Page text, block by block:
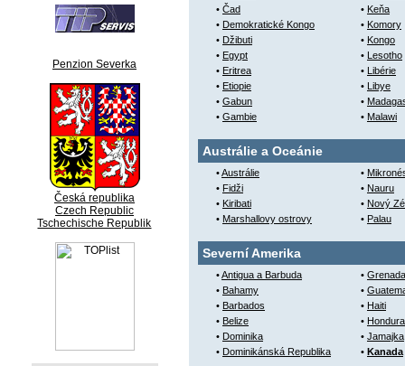
Penzion Severka
Česká republika
Czech Republic
Tschechische Republik
• Čad
• Demokratické Kongo
• Džibuti
• Egypt
• Eritrea
• Etiopie
• Gabun
• Gambie
• Keňa
• Komory
• Kongo
• Lesotho
• Libérie
• Libye
•
• Malawi
Austrálie a Oceánie
•Austrálie
• Fidži
• Kiribati
• Marshallovy ostrovy
•
• Nauru
• Nový
• Palau
Severní Amerika
•Antigua a Barbuda
• Bahamy
• Barbados
• Belize
• Dominika
• Dominikánská Republika
• Grenada
•
• Haiti
•
• Jamajka
• Kanada